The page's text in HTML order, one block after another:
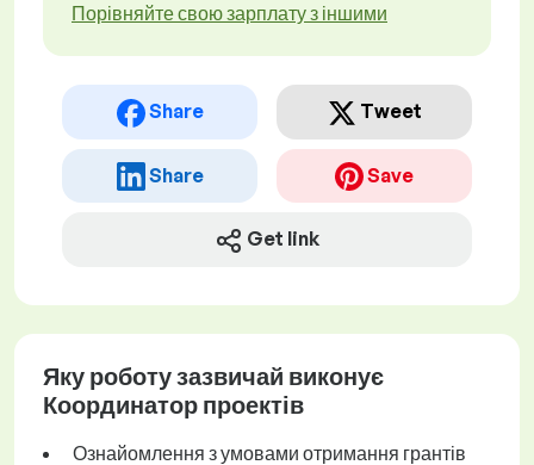
Порівняйте свою зарплату з іншими
Share Tweet
Share Save
Get link
Яку роботу зазвичай виконує
Координатор проектів
Ознайомлення з умовами отримання грантів